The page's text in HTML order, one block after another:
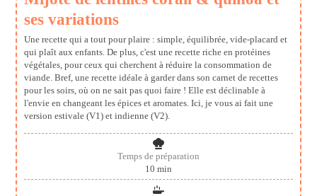
ses variations
Une recette qui a tout pour plaire : simple, équilibrée, vide-placard et
qui plaît aux enfants. De plus, c'est une recette riche en protéines
végétales, pour ceux qui cherchent à réduire la consommation de
viande. Bref, une recette idéale à garder dans son carnet de recettes
pour les soirs, où on ne sait pas quoi faire ! Elle est déclinable à
l'envie en changeant les épices et aromates. Ici, je vous ai fait une
version estivale (V1) et indienne (V2).
Temps de préparation
10 minutes
min